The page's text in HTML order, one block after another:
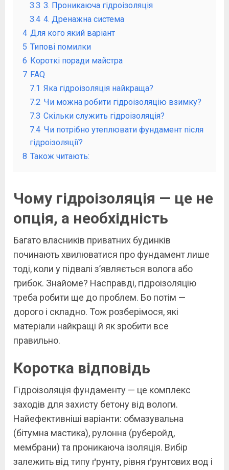
3.3 3. Проникаюча гідроізоляція
3.4 4. Дренажна система
4 Для кого який варіант
5 Типові помилки
6 Короткі поради майстра
7 FAQ
7.1 Яка гідроізоляція найкраща?
7.2 Чи можна робити гідроізоляцію взимку?
7.3 Скільки служить гідроізоляція?
7.4 Чи потрібно утеплювати фундамент після
гідроізоляції?
8 Також читають:
Чому гідроізоляція — це не
опція, а необхідність
Багато власників приватних будинків
починають хвилюватися про фундамент лише
тоді, коли у підвалі з’являється волога або
грибок. Знайоме? Насправді, гідроізоляцію
треба робити ще до проблем. Бо потім —
дорого і складно. Тож розберімося, які
матеріали найкращі й як зробити все
правильно.
Коротка відповідь
Гідроізоляція фундаменту — це комплекс
заходів для захисту бетону від вологи.
Найефективніші варіанти: обмазувальна
(бітумна мастика), рулонна (руберойд,
мембрани) та проникаюча ізоляція. Вибір
залежить від типу ґрунту, рівня ґрунтових вод і